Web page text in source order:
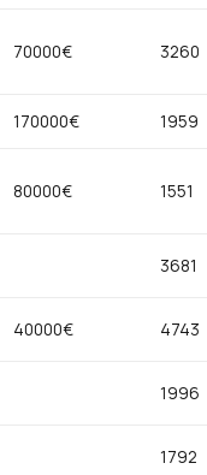
70000€ 3260
170000€ 1959
80000€ 1551
3681
40000€ 4743
1996
1792